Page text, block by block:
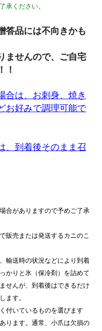
承ください。
答品には不向きかも
ませんので、ご自宅
！
合は、お刺身、焼き
お好みで調理可能で
、到着後そのまま召
合がありますので予めご了承
販売または発送するカニのこ
輸送時の状況などにより到着
かりと氷（保冷剤）を詰めて
せんが、到着後はできるだけ
ます。
付いているものを選びます
ります。通常、小爪は欠損の